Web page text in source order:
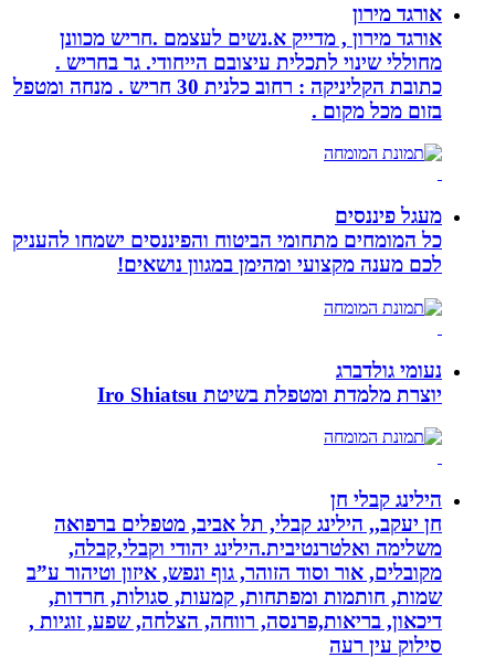
אורגד מירון
אורגד מירון , מדייק א.נשים לעצמם .חריש מכוונן
מחוללי שינוי לתכלית עיצובם הייחודי. גר בחריש .
כתובת הקליניקה : רחוב כלנית 30 חריש . מנחה ומטפל
בזום מכל מקום .
מעגל פיננסים
כל המומחים מתחומי הביטוח והפיננסים ישמחו להעניק
לכם מענה מקצועי ומהימן במגוון נושאים!
נעומי גולדברג
יוצרת מלמדת ומטפלת בשיטת Iro Shiatsu
הילינג קבלי חן
חן יעקב,, הילינג קבלי, תל אביב, מטפלים ברפואה
משלימה ואלטרנטיבית.הילינג יהודי וקבלי,קבלה,
מקובלים, אור וסוד הזוהר, גוף ונפש, איזון וטיהור ע”ב
שמות, חותמות ומפתחות, קמעות, סגולות, חרדות,
דיכאון, בריאות,פרנסה, רווחה, הצלחה, שפע, זוגיות ,
סילוק עין רעה